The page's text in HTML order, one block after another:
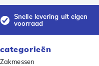
Snelle levering uit eigen
voorraad
categorieën
Zakmessen